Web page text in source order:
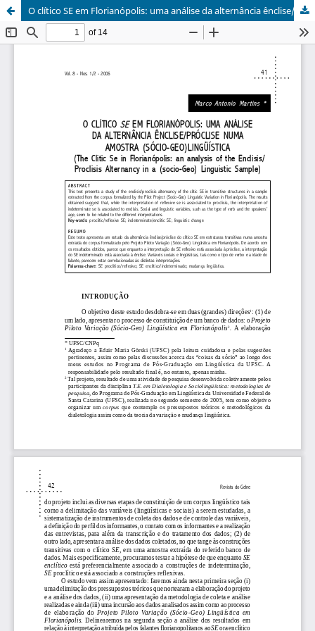
O clítico SE em Florianópolis: uma análise da alternância ênclise/próclise numa amostra (sócio-geo)linguística